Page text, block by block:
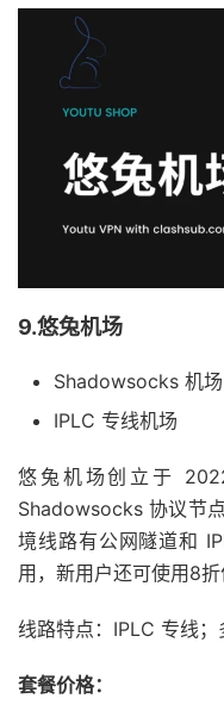
9.悠兔机场
Shadowsocks 机场
IPLC 专线机场
悠兔机场创立于
Shadowsocks 协议节
境线路有公网隧道和
用，新用户还可使用8
线路特点：IPLC 专线；
套餐价格：